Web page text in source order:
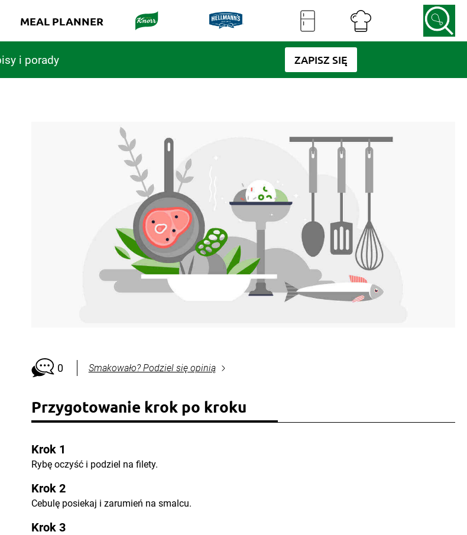
i porady ZAPISZ SIĘ
MEAL PLANNER
0 Smakowało? Podziel się opinią
Przygotowanie krok po kroku
Krok 1
Rybę oczyść i podziel na filety.
Krok 2
Cebulę posiekaj i zarumień na smalcu.
Krok 3